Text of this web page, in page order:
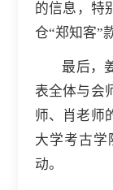
的信息，特
仓“郑知客”
最后，
表全体与会
师、肖老师
大学考古学
动。